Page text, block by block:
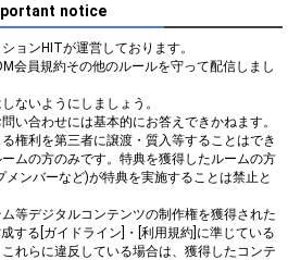
notice
ョンHITが運営しております。
会員規約その他のルールを守って配信しまし
ないようにしましょう。
い合わせには基本的にお答えできかねます。
権利を第三者に譲渡・質入等することはでき
ムの方のみです。特典を獲得したルームの方
ンバーなど)が特典を実施することは禁止と
等デジタルコンテンツの制作権を獲得された
する[ガイドライン]・[利用規約]に準じている
れらに違反している場合は、獲得したコンテ